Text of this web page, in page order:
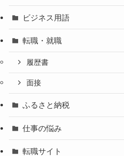
ビジネス用語
転職・就職
履歴書
面接
ふるさと納税
仕事の悩み
転職サイト